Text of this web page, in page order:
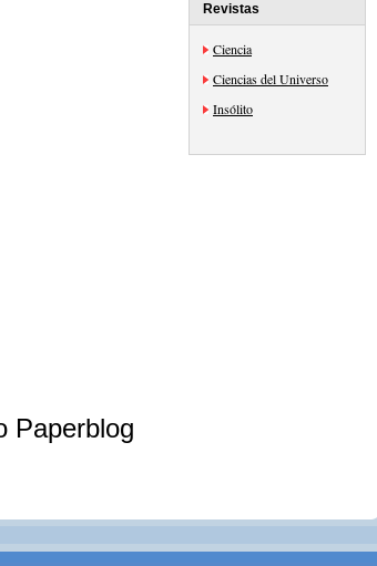
Revistas
Ciencia
Ciencias del Universo
Insólito